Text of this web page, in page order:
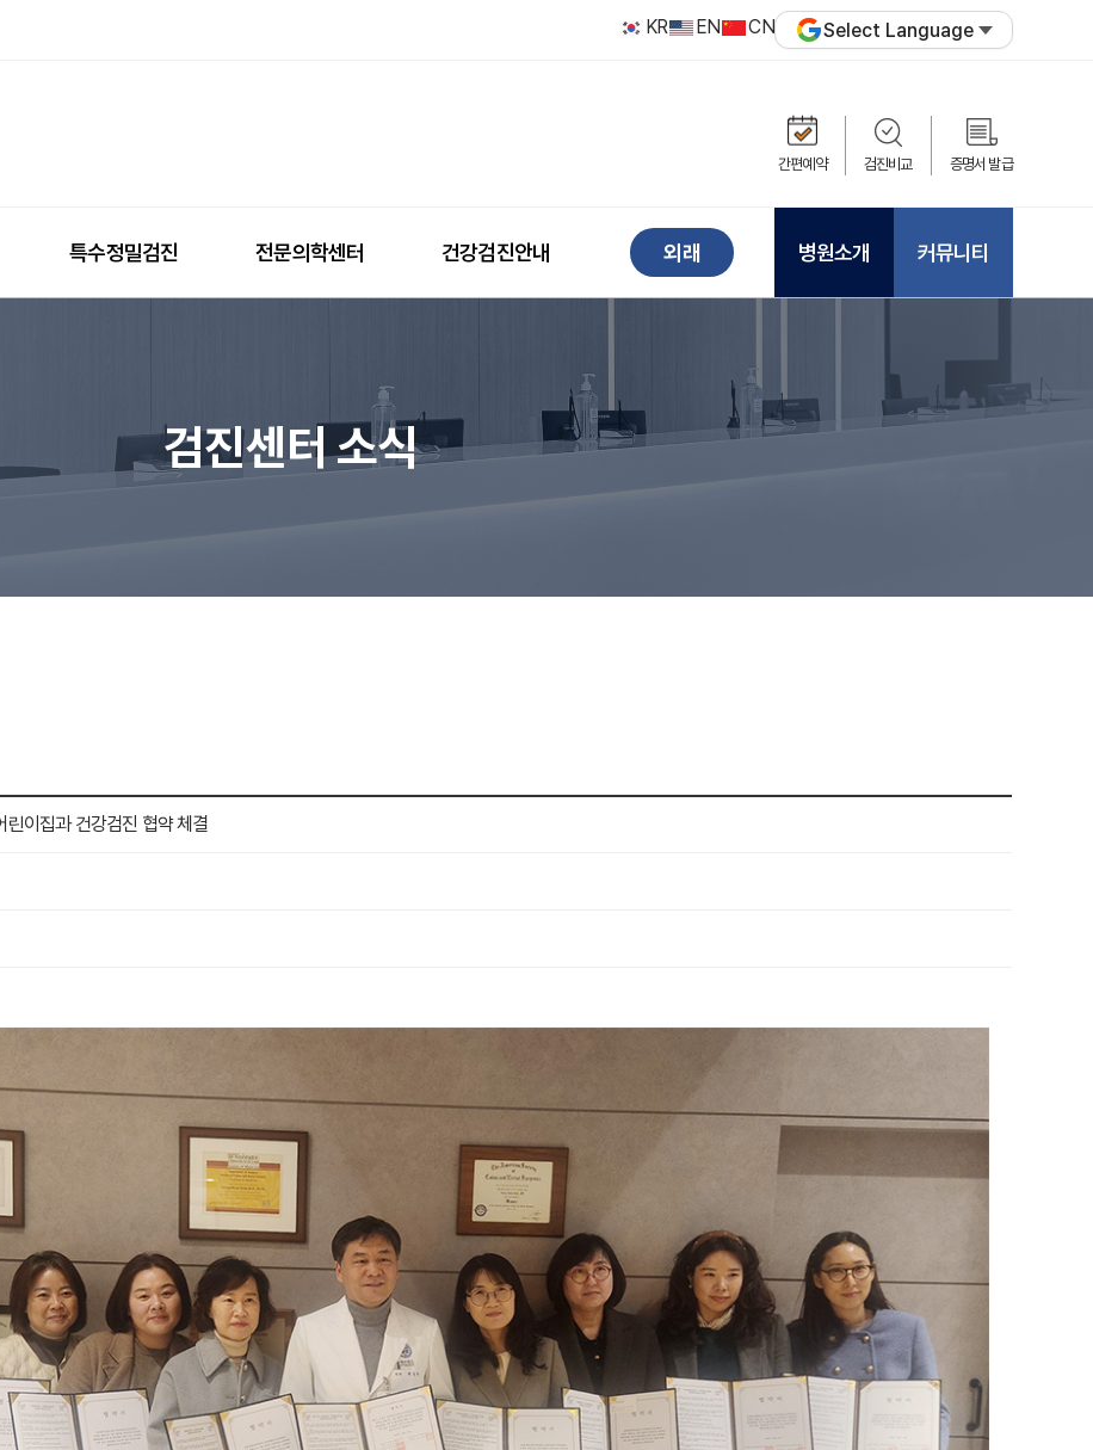
KR EN CN Select Language
간편예약 검진비교 증명서 발급
특수정밀검진 전문의학센터 건강검진안내 외래 병원소개 커뮤니티
검진센터 소식
린이집과 건강검진 협약 체결